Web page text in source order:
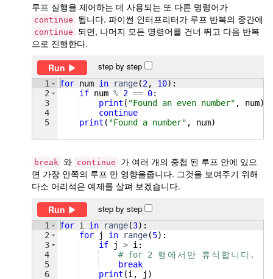
루프 실행을 제어하는 ​​데 사용되는 또 다른 명령어가
continue 됩니다. 파이썬 인터프리터가 루프 반복의 중간에
continue
되면, 나머지 모든 명령어를 건너 뛰고 다음 반복
으로 진행한다.
Run
step by step
1
2
3
4
5
for num in range(2, 10) :
if num % 2 == 0:
print ( "Found an even number" , num)
continue
print ( "Found a number" , num)
break 와 continue
가 여러 개의 중첩 된 루프 안에 있으
면 가장 안쪽의 루프 만 영향을줍니다. 그것을 보여주기 위해
다소 어리석은 예제를 살펴 보겠습니다.
Run
step by step
1
2
3
4
5
6
for i in range(3) :
for
j in range(5) :
if
j > i:
# for 2
행 에 서 만 휴 식 합니 다 .
break
print (i, j )